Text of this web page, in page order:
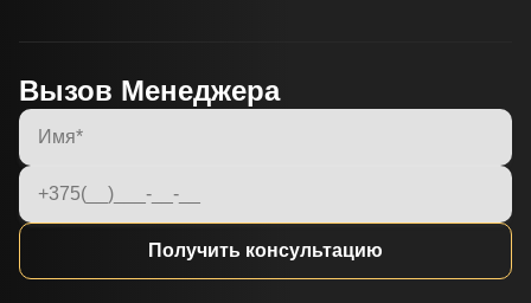
Вызов Менеджера
Получить консультацию